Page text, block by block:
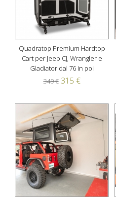
Quadratop Premium Hardtop
Cart per Jeep CJ, Wrangler e
Gladiator dal 76 in poi
349 € 315 €